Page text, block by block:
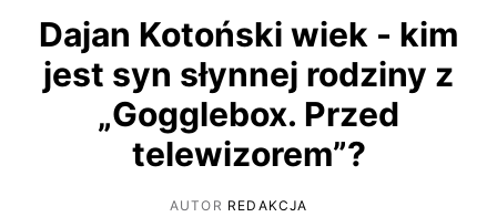
Dajan Kotoński wiek - kim
jest syn słynnej rodziny z
„Gogglebox. Przed
telewizorem”?
AUTOR REDAKCJA